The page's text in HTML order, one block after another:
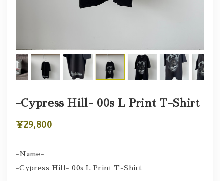
-Cypress Hill- 00s L Print T-Shirt
¥29,800
-Name-
-Cypress Hill- 00s L Print T-Shirt